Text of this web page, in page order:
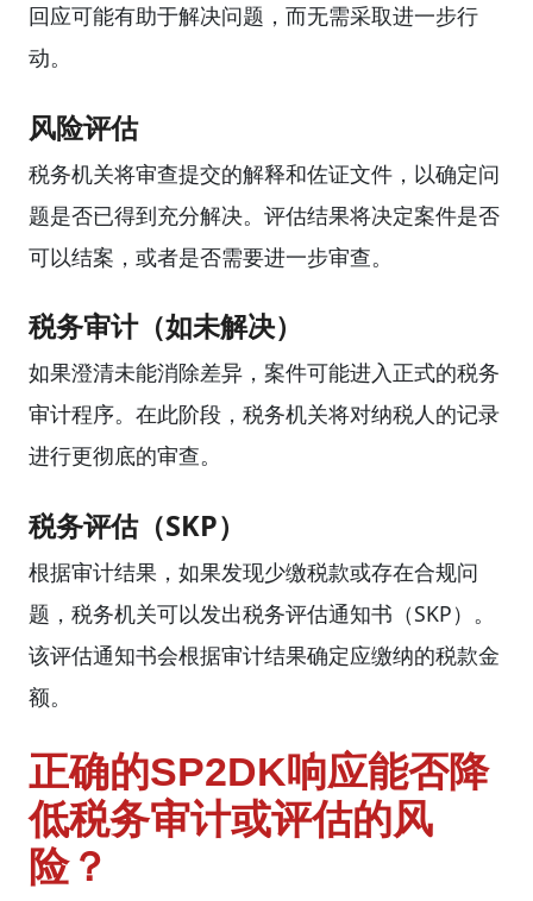
回应可能有助于解决问题，而无需采取进一步行
动。
风险评估
税务机关将审查提交的解释和佐证文件，以确定问
题是否已得到充分解决。评估结果将决定案件是否
可以结案，或者是否需要进一步审查。
税务审计（如未解决）
如果澄清未能消除差异，案件可能进入正式的税务
审计程序。在此阶段，税务机关将对纳税人的记录
进行更彻底的审查。
税务评估（SKP）
根据审计结果，如果发现少缴税款或存在合规问
题，税务机关可以发出税务评估通知书（SKP）。
该评估通知书会根据审计结果确定应缴纳的税款金
额。
正确的SP2DK响应能否降
低税务审计或评估的风
险？